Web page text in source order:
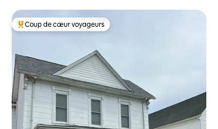
Coups de cœur voyageurs les plus appréciés
Coup de cœur voyageurs